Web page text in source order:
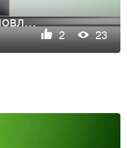
BTL-агентство: Обновление цифровой коммуникации
2 23